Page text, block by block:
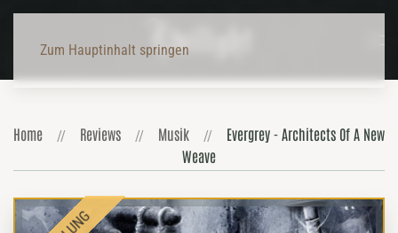
Zum Hauptinhalt springen
Home Reviews Musik
Evergrey - Architects Of A New
Weave